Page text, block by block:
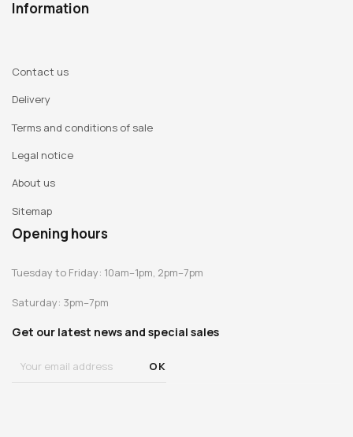
Information
Contact us
Delivery
Terms and conditions of sale
Legal notice
About us
Sitemap
Opening hours
Tuesday to Friday: 10am–1pm, 2pm–7pm
Saturday: 3pm–7pm
Get our latest news and special sales